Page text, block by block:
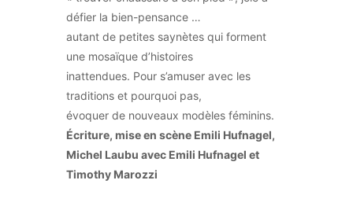
défier la bien-pensance …
autant de petites saynètes qui forment
une mosaïque d’histoires
inattendues. Pour s’amuser avec les
traditions et pourquoi pas,
évoquer de nouveaux modèles féminins.
Écriture, mise en scène Emili Hufnagel,
Michel Laubu avec Emili Hufnagel et
Timothy Marozzi